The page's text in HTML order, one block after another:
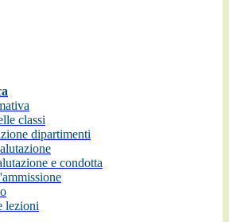
classi
dipartimenti
e condotta
lezioni